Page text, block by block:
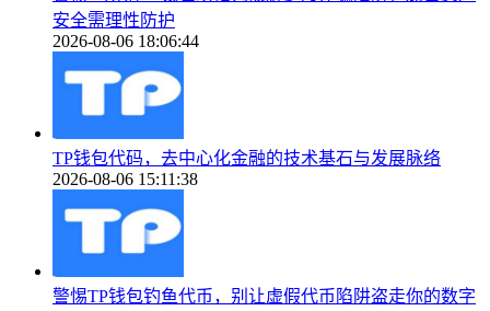
安全需理性防护
2026-08-06 18:06:44
TP钱包代码，去中心化金融的技术基石与发展脉络
2026-08-06 15:11:38
警惕TP钱包钓鱼代币，别让虚假代币陷阱盗走你的数字